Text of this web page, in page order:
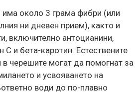
около 3 грама фибри (или
ни дневен прием), както и
включително антоцианини,
и бета-каротин. Естествените
черешите могат да помогнат за
и усвояването на
води до по-плавно